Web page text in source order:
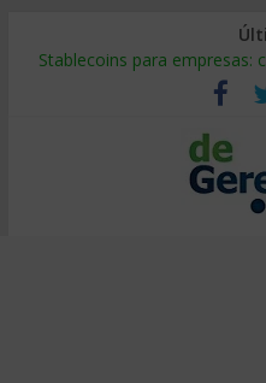
Stablecoins para empresas:
Despido silencioso: qué es
IA en selección de
Trabajo forzoso en la
Mercado hispano de EE.